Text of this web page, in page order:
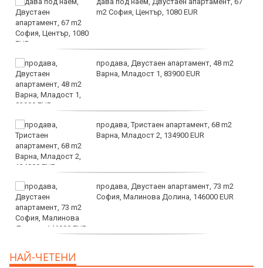
m2 София, Център, 1080 EUR
продава, Двустаен апартамент, 48 m2
Варна, Младост 1, 83900 EUR
продава, Тристаен апартамент, 68 m2
Варна, Младост 2, 134900 EUR
продава, Двустаен апартамент, 73 m2
София, Малинова Долина, 146000 EUR
НАЙ-ЧЕТЕНИ